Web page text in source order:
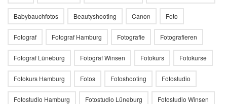
Babybauchfotos Beautyshooting Canon Foto
Fotograf Fotograf Hamburg Fotografie Fotografieren
Fotograf Lüneburg Fotograf Winsen Fotokurs Fotokurse
Fotokurs Hamburg Fotos Fotoshooting Fotostudio
Fotostudio Hamburg Fotostudio Lüneburg Fotostudio Winsen